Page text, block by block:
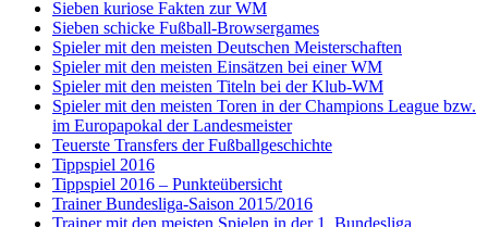
Sieben kuriose Fakten zur WM
Sieben schicke Fußball-Browsergames
Spieler mit den meisten Deutschen Meisterschaften
Spieler mit den meisten Einsätzen bei einer WM
Spieler mit den meisten Titeln bei der Klub-WM
Spieler mit den meisten Toren in der Champions League bzw.
im Europapokal der Landesmeister
Teuerste Transfers der Fußballgeschichte
Tippspiel 2016
Tippspiel 2016 – Punkteübersicht
Trainer Bundesliga-Saison 2015/2016
Trainer mit den meisten Spielen in der 1. Bundesliga